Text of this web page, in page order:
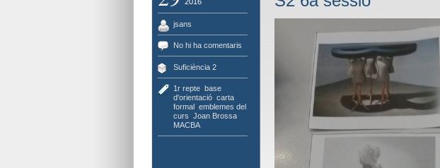
jsans
No hi ha comentaris
Suficiència 2
1r repte, base
d'orientació, carta
formal, emblemes del
curs Joan Brossa,
MACBA